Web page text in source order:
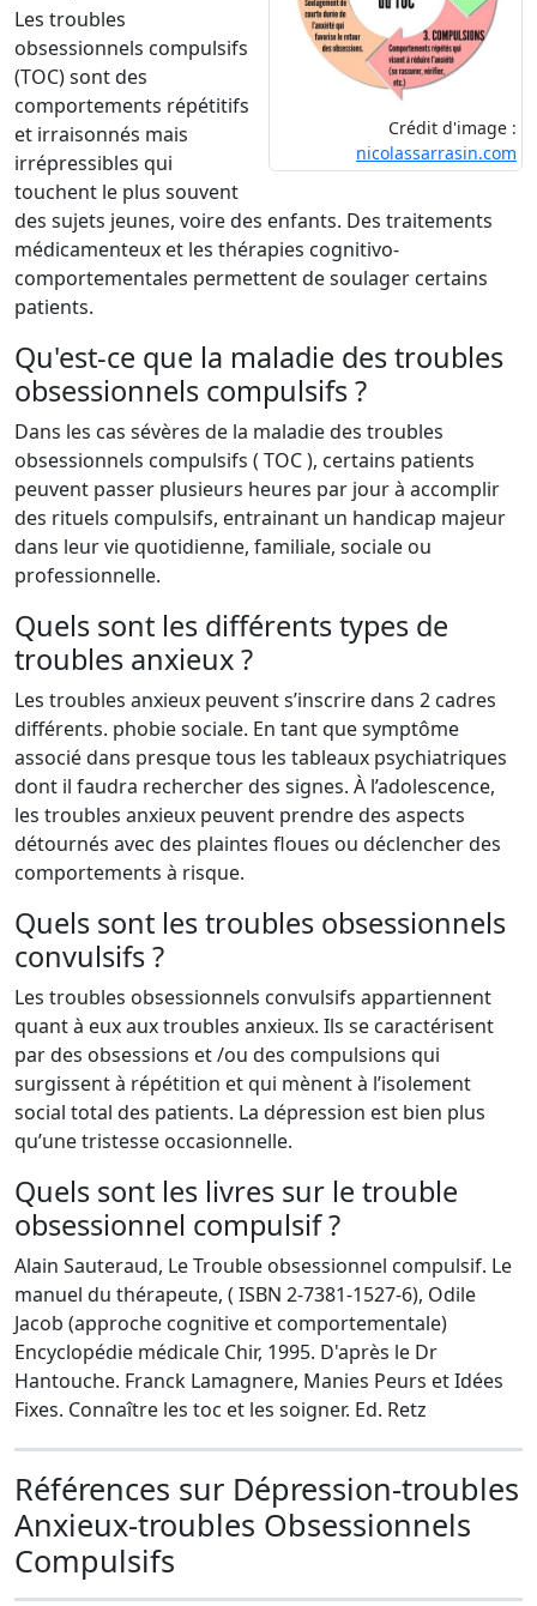
Crédit d'image :
nicolassarrasin.com
Les troubles
obsessionnels compulsifs
(TOC) sont des
comportements répétitifs
et irraisonnés mais
irrépressibles qui
touchent le plus souvent
des sujets jeunes, voire des enfants. Des traitements
médicamenteux et les thérapies cognitivo-
comportementales permettent de soulager certains
patients.
Qu'est-ce que la maladie des troubles
obsessionnels compulsifs ?
Dans les cas sévères de la maladie des troubles
obsessionnels compulsifs ( TOC ), certains patients
peuvent passer plusieurs heures par jour à accomplir
des rituels compulsifs, entrainant un handicap majeur
dans leur vie quotidienne, familiale, sociale ou
professionnelle.
Quels sont les différents types de
troubles anxieux ?
Les troubles anxieux peuvent s’inscrire dans 2 cadres
différents. phobie sociale. En tant que symptôme
associé dans presque tous les tableaux psychiatriques
dont il faudra rechercher des signes. À l’adolescence,
les troubles anxieux peuvent prendre des aspects
détournés avec des plaintes floues ou déclencher des
comportements à risque.
Quels sont les troubles obsessionnels
convulsifs ?
Les troubles obsessionnels convulsifs appartiennent
quant à eux aux troubles anxieux. Ils se caractérisent
par des obsessions et /ou des compulsions qui
surgissent à répétition et qui mènent à l’isolement
social total des patients. La dépression est bien plus
qu’une tristesse occasionnelle.
Quels sont les livres sur le trouble
obsessionnel compulsif ?
Alain Sauteraud, Le Trouble obsessionnel compulsif. Le
manuel du thérapeute, ( ISBN 2-7381-1527-6), Odile
Jacob (approche cognitive et comportementale)
Encyclopédie médicale Chir, 1995. D'après le Dr
Hantouche. Franck Lamagnere, Manies Peurs et Idées
Fixes. Connaître les toc et les soigner. Ed. Retz
Références sur Dépression-troubles
Anxieux-troubles Obsessionnels
Compulsifs